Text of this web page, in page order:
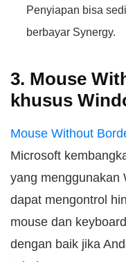
Penyiapan bisa
berbayar Synergy.
3. Mouse
khusus
Mouse Without
Microsoft
yang menggunakan
dapat mengontrol
mouse dan
dengan baik jika